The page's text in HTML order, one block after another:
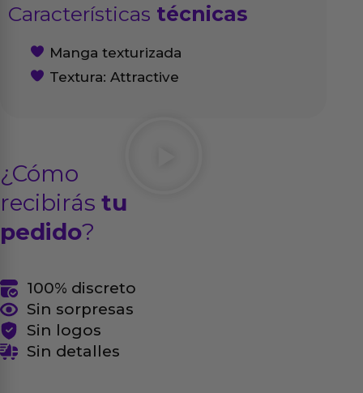
Características técnicas
Manga texturizada
Textura: Attractive
¿Cómo
recibirás tu
pedido?
100% discreto
Sin sorpresas
Sin logos
Sin detalles